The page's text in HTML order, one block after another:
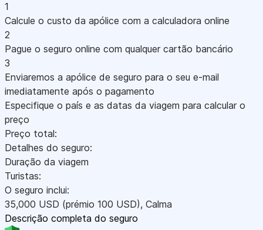
1
Calcule o custo da apólice com a calculadora online
2
Pague o seguro online com qualquer cartão bancário
3
Enviaremos a apólice de seguro para o seu e-mail
imediatamente após o pagamento
Especifique o país e as datas da viagem para calcular o
preço
Preço total:
Detalhes do seguro:
Duração da viagem
Turistas:
O seguro inclui:
35,000 USD (prémio 100 USD), Calma
Descrição completa do seguro